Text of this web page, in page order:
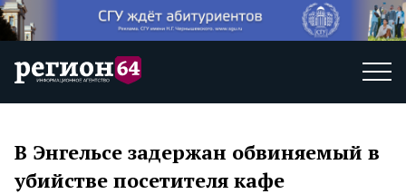
В Энгельсе задержан обвиняемый в
убийстве посетителя кафе